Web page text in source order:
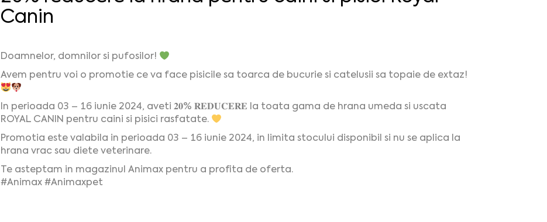
Canin
Doamnelor, domnilor si pufosilor!
Avem pentru voi o promotie ce va face pisicile sa toarca de bucurie si catelusii sa topaie de extaz!
In perioada 03 – 16 iunie 2024, aveti 𝟐𝟎% 𝐑𝐄𝐃𝐔𝐂𝐄𝐑𝐄 la toata gama de hrana umeda si uscata
ROYAL CANIN pentru caini si pisici rasfatate.
Promotia este valabila in perioada 03 – 16 iunie 2024, in limita stocului disponibil si nu se aplica la
hrana vrac sau diete veterinare.
Te asteptam in magazinul Animax pentru a profita de oferta.
#Animax #Animaxpet